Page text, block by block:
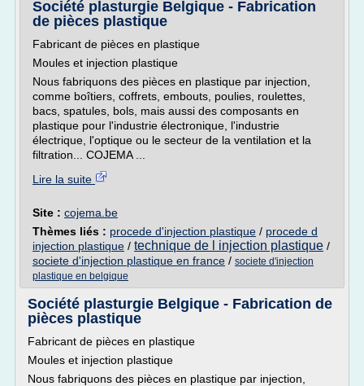
Société plasturgie Belgique - Fabrication
de pièces plastique
Fabricant de pièces en plastique
Moules et injection plastique
Nous fabriquons des pièces en plastique par injection,
comme boîtiers, coffrets, embouts, poulies, roulettes,
bacs, spatules, bols, mais aussi des composants en
plastique pour l'industrie électronique, l'industrie
électrique, l'optique ou le secteur de la ventilation et la
filtration... COJEMA ...
Lire la suite
Site : cojema.be
Thèmes liés : procede d'injection plastique / procede d
injection plastique / technique de l injection plastique /
societe d'injection plastique en france / societe d'injection
plastique en belgique
Société plasturgie Belgique - Fabrication de
pièces plastique
Fabricant de pièces en plastique
Moules et injection plastique
Nous fabriquons des pièces en plastique par injection,